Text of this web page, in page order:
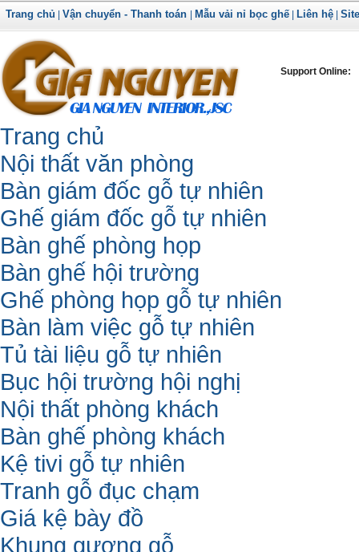
Trang chủ Vận chuyển - Thanh toán Mẫu vải nỉ bọc ghế| Liên hệ|
Support Online:
Trang chủ
Nội thất văn phòng
Bàn giám đốc gỗ tự nhiên
Ghế giám đốc gỗ tự nhiên
Bàn ghế phòng họp
Bàn ghế hội trường
Ghế phòng họp gỗ tự nhiên
Bàn làm việc gỗ tự nhiên
Tủ tài liệu gỗ tự nhiên
Bục hội trường hội nghị
Nội thất phòng khách
Bàn ghế phòng khách
Kệ tivi gỗ tự nhiên
Tranh gỗ đục chạm
Giá kệ bày đồ
Khung gương gỗ